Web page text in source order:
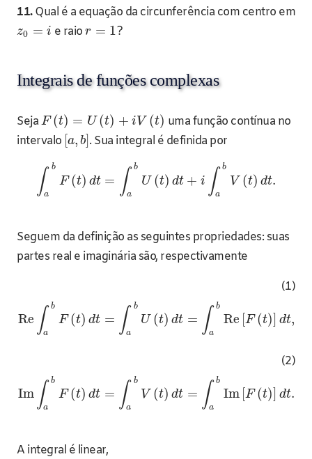
11.Qual é a equação da circunferência com centro em
z0 = i e raior = 1?
Integrais de funções complexas
SejaF (t) = U (t) + iV (t) uma função contínua no
intervalo a, b . Sua integral é definida por
∫ b
a
F (t) dt = ∫ b
a
U (t) dt + i ∫ b
a
V (t) dt.
Seguem da definição as seguintes propriedades: suas
partes real e imaginária são, respectivamente
(1)
Re ∫ b
a
F (t) dt = ∫ b
a
U (t) dt = ∫ b
a
Re [F (t)] dt,
(2)
Im ∫ b
a
F (t) dt = ∫ b
a
V (t) dt = ∫ b
a
Im [F (t)] dt.
A integral é linear,